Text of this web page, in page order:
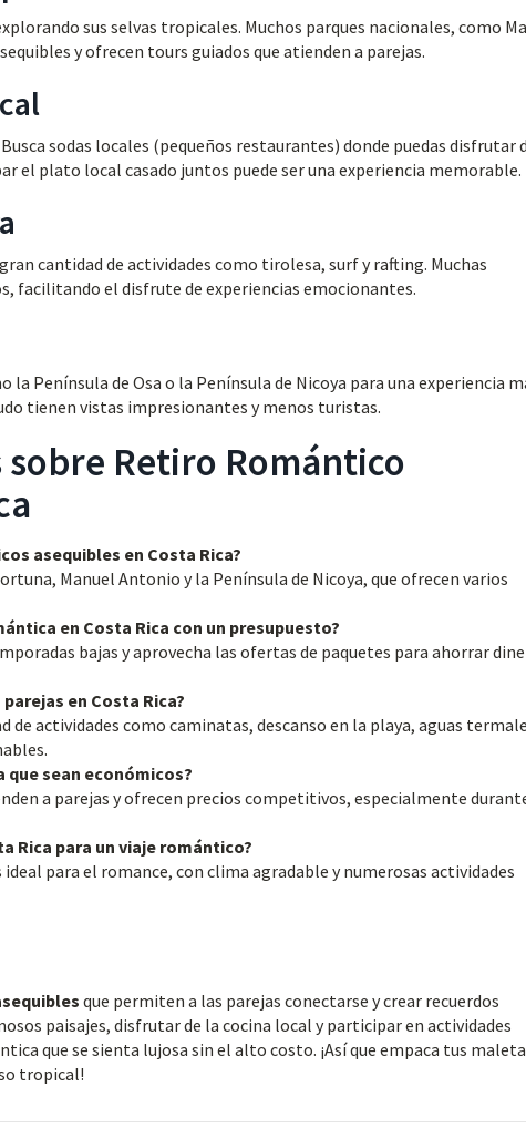
sus selvas tropicales. Muchos parques nacionales, como
y ofrecen tours guiados que atienden a parejas.
sodas locales (pequeños restaurantes) donde puedas disfrutar
el plato local casado juntos puede ser una experiencia memorable.
cantidad de actividades como tirolesa, surf y rafting. Muchas
facilitando el disfrute de experiencias emocionantes.
Península de Osa o la Península de Nicoya para una experiencia
tienen vistas impresionantes y menos turistas.
Retiro Romántico
asequibles en Costa Rica?
Manuel Antonio y la Península de Nicoya, que ofrecen varios
en Costa Rica con un presupuesto?
bajas y aprovecha las ofertas de paquetes para ahorrar
en Costa Rica?
de actividades como caminatas, descanso en la playa, aguas
que sean económicos?
a parejas y ofrecen precios competitivos, especialmente
Rica para un viaje romántico?
para el romance, con clima agradable y numerosas actividades
que permiten a las parejas conectarse y crear recuerdos
paisajes, disfrutar de la cocina local y participar en actividades
que se sienta lujosa sin el alto costo. ¡Así que empaca tus
tropical!